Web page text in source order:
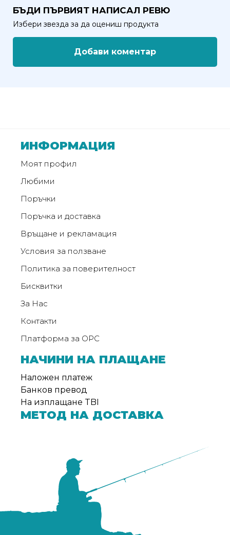
права
запазени.
Интернет
Дизайн
БЪДИ ПЪРВИЯТ НАПИСАЛ РЕВЮ
Избери звезда за да оцениш продукта
Добави коментар
ИНФОРМАЦИЯ
Моят профил
Любими
Поръчки
Поръчка и доставка
Връщане и рекламация
Условия за ползване
Политика за поверителност
Бисквитки
За Нас
Контакти
Платформа за ОРС
НАЧИНИ НА ПЛАЩАНЕ
Наложен платеж
Банков превод
На изплащане TBI
МЕТОД НА ДОСТАВКА